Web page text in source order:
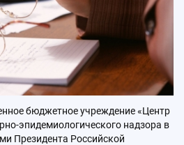
бюджетное учреждение «Центр
эпидемиологического надзора в
Президента Российской